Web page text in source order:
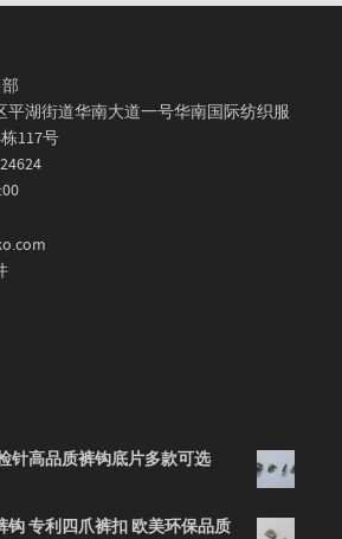
平湖街道华南大道一号华南国际纺织服
117号
针高品质裤钩底片多款可选
钩 专利四爪裤扣 欧美环保品质